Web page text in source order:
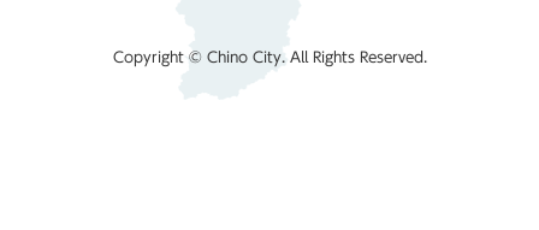
Copyright © Chino City. All Rights Reserved.